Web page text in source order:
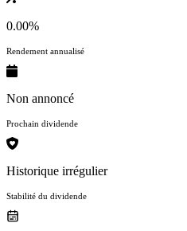
0.00%
Rendement annualisé
Non annoncé
Prochain dividende
Historique irrégulier
Stabilité du dividende